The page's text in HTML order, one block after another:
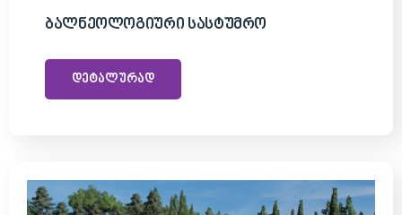
Ბალნეოლოგიური Სასტუმრო
დეტალურად